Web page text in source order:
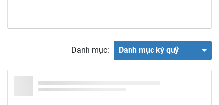
Danh mục: Danh mục ký quỹ